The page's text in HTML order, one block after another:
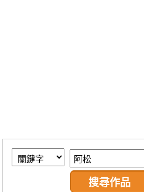
繪圖藝廊
交流中心
攤位轉讓區